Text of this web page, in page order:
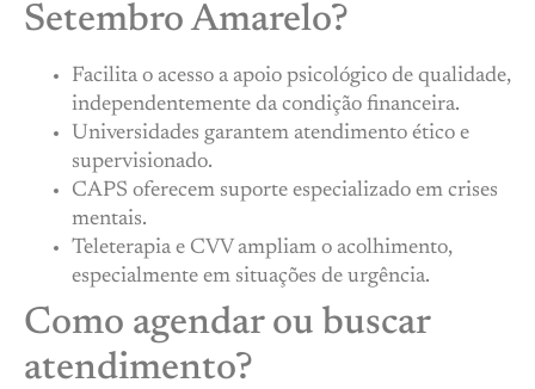
Setembro Amarelo?
Facilita o acesso a apoio psicológico de qualidade,
independentemente da condição financeira.
Universidades garantem atendimento ético e
supervisionado.
CAPS oferecem suporte especializado em crises
mentais.
Teleterapia e CVV ampliam o acolhimento,
especialmente em situações de urgência.
Como agendar ou buscar
atendimento?